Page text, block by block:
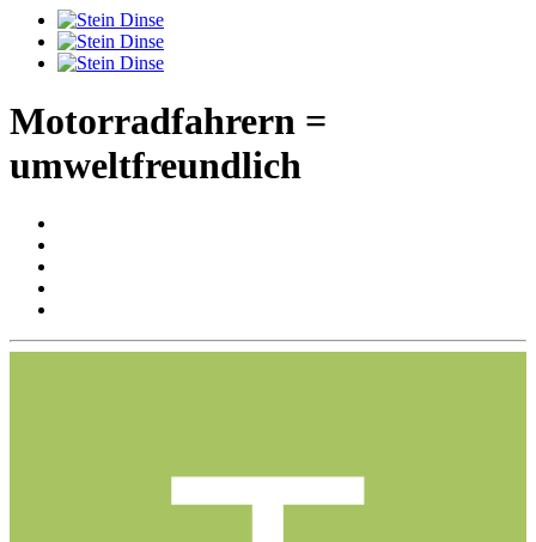
Motorradfahrern =
umweltfreundlich